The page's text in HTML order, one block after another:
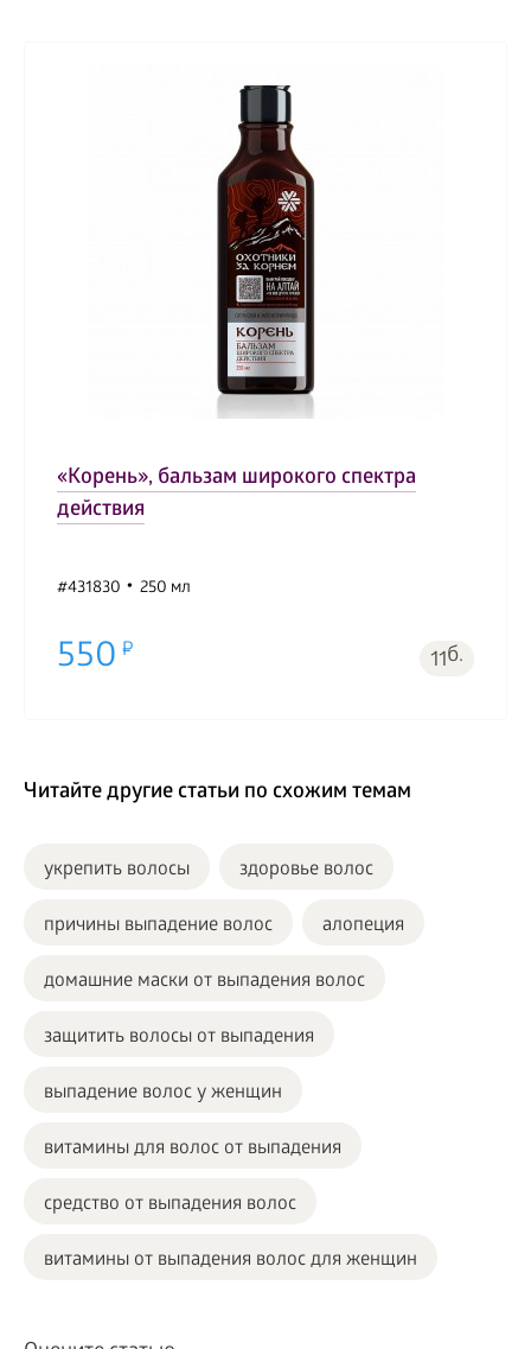
«Корень», бальзам широкого спектра
действия
#431830 250 мл
550 11б.
Читайте другие статьи по схожим темам
укрепить волосы здоровье волос
причины выпадение волос алопеция
домашние маски от выпадения волос
защитить волосы от выпадения
выпадение волос у женщин
витамины для волос от выпадения
средство от выпадения волос
витамины от выпадения волос для женщин